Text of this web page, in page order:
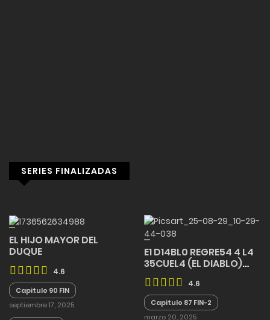
SERIES FINALIZADAS
EL HIJO MAYOR DEL
DUQUE
4.6
Capitulo 90 FIN
septiembre 17, 2025
E1 D14BL0 REGRE54 4 L4
35CUEL4 (EL DIABLO)
FINALIZADO
4.6
Capitulo 87 FIN-2
marzo 20, 2025